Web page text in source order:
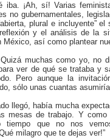
iba. ¡Ah, sí! Varias
no gubernamentales,
plural e incluyente”
y el análisis de la
México, así como plantear
Quizá muchas como yo, no
ver de qué se trataba y
Pero aunque la
sólo unas cuantas
llegó, había mucha
mesas de trabajo. Y como
tiempo que no nos
milagro que te dejas ver!”